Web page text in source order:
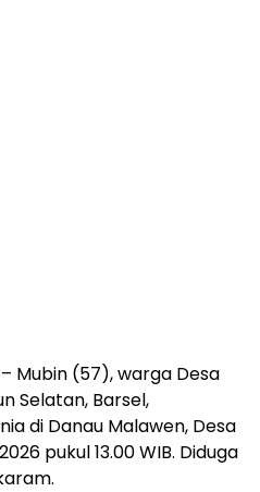
Mubin (57), warga Desa
Selatan, Barsel,
di Danau Malawen, Desa
pukul 13.00 WIB. Diduga